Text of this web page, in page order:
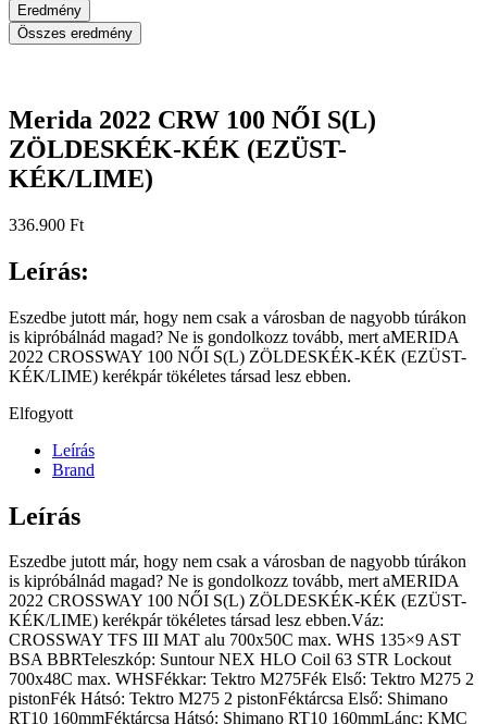
Eredmény
Összes eredmény
Merida 2022 CRW 100 NŐI S(L)
ZÖLDESKÉK-KÉK (EZÜST-
KÉK/LIME)
336.900 Ft
Leírás:
Eszedbe jutott már, hogy nem csak a városban de nagyobb túrákon
is kipróbálnád magad? Ne is gondolkozz tovább, mert aMERIDA
2022 CROSSWAY 100 NŐI S(L) ZÖLDESKÉK-KÉK (EZÜST-
KÉK/LIME) kerékpár tökéletes társad lesz ebben.
Elfogyott
Leírás
Brand
Leírás
Eszedbe jutott már, hogy nem csak a városban de nagyobb túrákon
is kipróbálnád magad? Ne is gondolkozz tovább, mert aMERIDA
2022 CROSSWAY 100 NŐI S(L) ZÖLDESKÉK-KÉK (EZÜST-
KÉK/LIME) kerékpár tökéletes társad lesz ebben.Váz:
CROSSWAY TFS III MAT alu 700x50C max. WHS 135×9 AST
BSA BBRTeleszkóp: Suntour NEX HLO Coil 63 STR Lockout
700x48C max. WHSFékkar: Tektro M275Fék Első: Tektro M275 2
pistonFék Hátsó: Tektro M275 2 pistonFéktárcsa Első: Shimano
RT10 160mmFéktárcsa Hátsó: Shimano RT10 160mmLánc: KMC